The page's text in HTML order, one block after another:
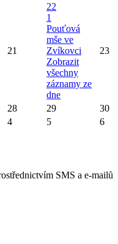
21
22
1
Pouťová
mše ve
Zvíkovci
Zobrazit
všechny
záznamy ze
dne
23
28 29
30
4 5 6
SMS a e-mailů